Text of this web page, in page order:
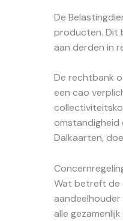
De
producten. Dit
aan derden in
De rechtbank
een cao
omstandigheid
Dalkaarten,
Wat betreft de
alle